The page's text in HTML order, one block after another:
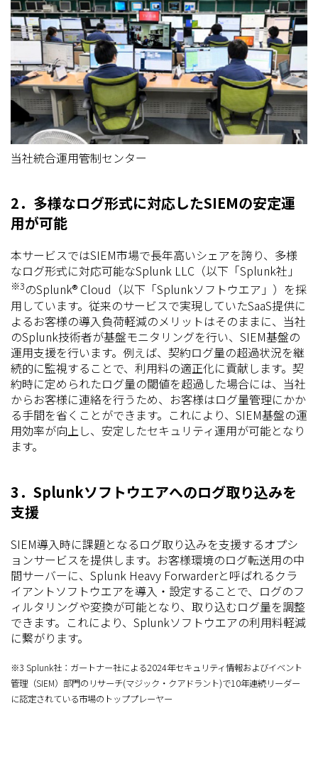
当社統合運用管制センター
2．多様なログ形式に対応したSIEMの安定運
用が可能
本サービスではSIEM市場で長年高いシェアを誇り、多様
なログ形式に対応可能なSplunk LLC（以下「Splunk社」
※3のSplunk® Cloud（以下「Splunkソフトウエア」）を採
用しています。従来のサービスで実現していたSaaS提供に
よるお客様の導入負荷軽減のメリットはそのままに、当社
のSplunk技術者が基盤モニタリングを行い、SIEM基盤の
運用支援を行います。例えば、契約ログ量の超過状況を継
続的に監視することで、利用料の適正化に貢献します。契
約時に定められたログ量の閾値を超過した場合には、当社
からお客様に連絡を行うため、お客様はログ量管理にかか
る手間を省くことができます。これにより、SIEM基盤の運
用効率が向上し、安定したセキュリティ運用が可能となり
ます。
3．Splunkソフトウエアへのログ取り込みを
支援
SIEM導入時に課題となるログ取り込みを支援するオプシ
ョンサービスを提供します。お客様環境のログ転送用の中
間サーバーに、Splunk Heavy Forwarderと呼ばれるクラ
イアントソフトウエアを導入・設定することで、ログのフ
ィルタリングや変換が可能となり、取り込むログ量を調整
できます。これにより、Splunkソフトウエアの利用料軽減
に繋がります。
※3 Splunk社：ガートナー社による2024年セキュリティ情報およびイベント
管理（SIEM）部門のリサーチ(マジック・クアドラント)で10年連続リーダー
に認定されている市場のトッププレーヤー